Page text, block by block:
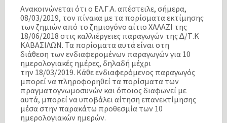
Ανακοινώνεται ότι ο ΕΛ.Γ.Α. απέστειλε, σήµερα,
08/03/2019, τον πίνακα µε τα πορίσµατα εκτίµησης
των ζηµιών από το ζηµιογόνο αίτιο ΧΑΛΑΖΙ της
18/06/2018 στις καλλιέργειες παραγωγών της ∆/Τ.Κ
ΚΑΒΑΣΙΛΩΝ. Τα πορίσµατα αυτά είναι στη
διάθεση των ενδιαφεροµένων παραγωγών για 10
ηµερολογιακές ηµέρες, δηλαδή µέχρι
την 18/03/2019. Κάθε ενδιαφερόµενος παραγωγός
µπορεί να πληροφορηθεί τα πορίσµατα των
πραγµατογνωµοσυνών και όποιος διαφωνεί µε
αυτά, µπορεί να υποβάλει αίτηση επανεκτίµησης
µέσα στην παρακάτω προθεσµία των 10
ηµερολογιακών ηµερών.